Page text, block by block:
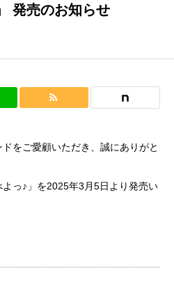
発売のお知らせ
をご愛顧いただき、誠にありがと
っ♪」を2025年3月5日より発売い